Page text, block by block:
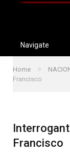
Navigate
Home »
Francisco
Francisco